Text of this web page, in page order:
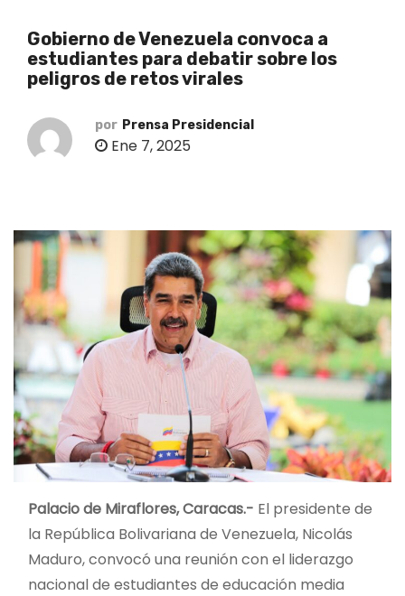
Gobierno de Venezuela convoca a
estudiantes para debatir sobre los
peligros de retos virales
por Prensa Presidencial
Ene 7, 2025
Palacio de Miraflores, Caracas.- El presidente de
la República Bolivariana de Venezuela, Nicolás
Maduro, convocó una reunión con el liderazgo
nacional de estudiantes de educación media